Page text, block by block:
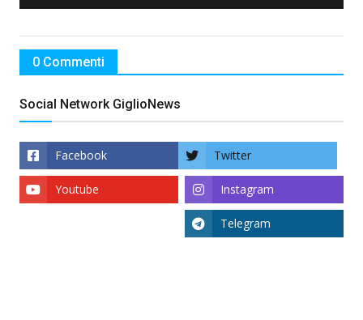
0 Commenti
Social Network GiglioNews
Facebook Twitter
Instagram
Youtube
Telegram